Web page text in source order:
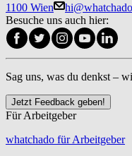
1100 Wien
Besuche uns auch hier:
Sag uns, was du denkst –
Jetzt Feedback geben!
Für Arbeitgeber
whatchado für Arbeitgeber